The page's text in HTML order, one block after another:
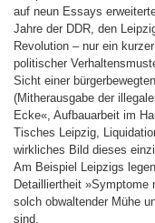
auf neun Essays
Jahre der DDR, den
Revolution – nur ein
politischer
Sicht einer
(Mitherausgabe der
Ecke«, Aufbauarbeit im
Tisches Leipzig,
wirkliches Bild dieses
Am Beispiel Leipzigs
Detailliertheit
solch obwaltender Mühe
sind.